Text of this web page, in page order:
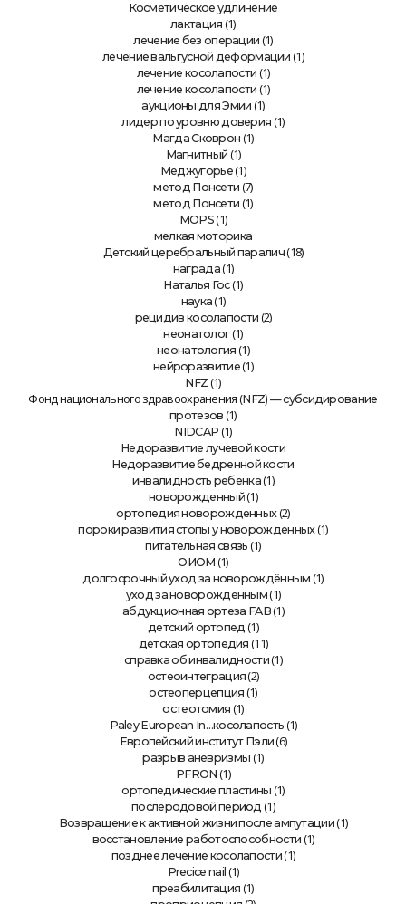
Косметическое удлинение
лактация (1)
лечение без операции (1)
лечение вальгусной деформации (1)
лечение косолапости (1)
лечение косолапости (1)
аукционы для Эмии (1)
лидер по уровню доверия (1)
Магда Сковрон (1)
Магнитный (1)
Меджугорье(1)
метод Понсети (7)
метод Понсети (1)
MOPS (1)
мелкая моторика
Детский церебральный паралич(18)
награда(1)
Наталья Гос(1)
наука (1)
рецидив косолапости (2)
неонатолог(1)
неонатология (1)
нейроразвитие(1)
NFZ (1)
Фонд национального здравоохранения (NFZ) — субсидирование
протезов (1)
NIDCAP (1)
Недоразвитие лучевой кости
Недоразвитие бедренной кости
инвалидность ребенка(1)
новорожденный(1)
ортопедия новорожденных(2)
пороки развития стопы у новорожденных(1)
питательная связь (1)
ОИОМ (1)
долгосрочный уход за новорождённым (1)
уход за новорождённым (1)
абдукционная ортеза FAB(1)
детский ортопед (1)
детская ортопедия (11)
справка об инвалидности(1)
остеоинтеграция (2)
остеоперцепция (1)
остеотомия (1)
Paley European In…косолапость (1)
Европейский институт Пэли (6)
разрыв аневризмы (1)
PFRON (1)
ортопедические пластины (1)
послеродовой период (1)
Возвращение к активной жизни после ампутации (1)
восстановление работоспособности (1)
позднее лечение косолапости(1)
Precice nail (1)
преабилитация (1)